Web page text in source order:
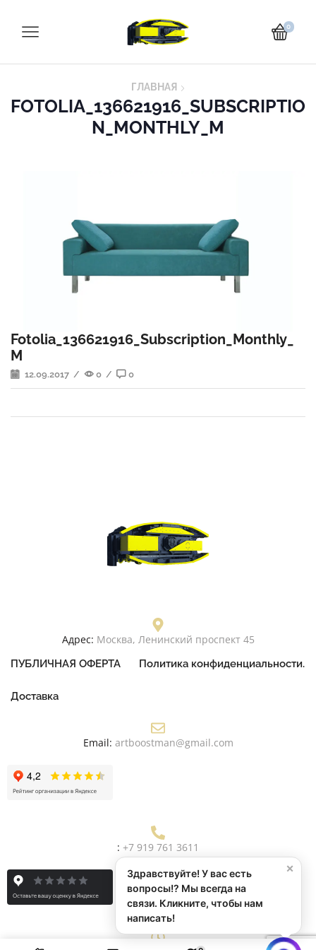
0
ГЛАВНАЯ
FOTOLIA_136621916_SUBSCRIPTIO
N_MONTHLY_M
Fotolia_136621916_Subscription_Monthly_
M
12.09.2017 / 0 / 0
Адрес: Москва, Ленинский проспект 45
ПУБЛИЧНАЯ ОФЕРТА Политика конфиденциальности.
Доставка
Email: artboostman@gmail.com
: +7 919 761 3611
×
Здравствуйте! У вас есть
вопросы!? Мы всегда на
связи. Кликните, чтобы нам
написать!